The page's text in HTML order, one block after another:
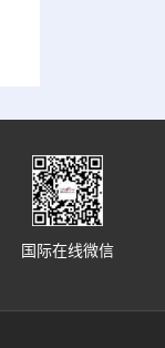
国际在线微信